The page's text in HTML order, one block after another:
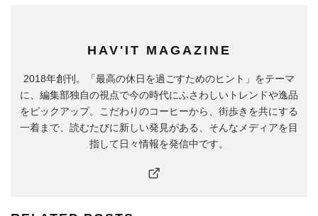
HAV'IT MAGAZINE
2018年創刊。「最高の休日を過ごすためのヒント」をテーマ
に、編集部独自の視点で今の時代にふさわしいトレンドや逸品
をピックアップ。こだわりのコーヒーから、街歩きを共にする
一着まで、読むたびに新しい発見がある、そんなメディアを目
指して日々情報を発信中です。